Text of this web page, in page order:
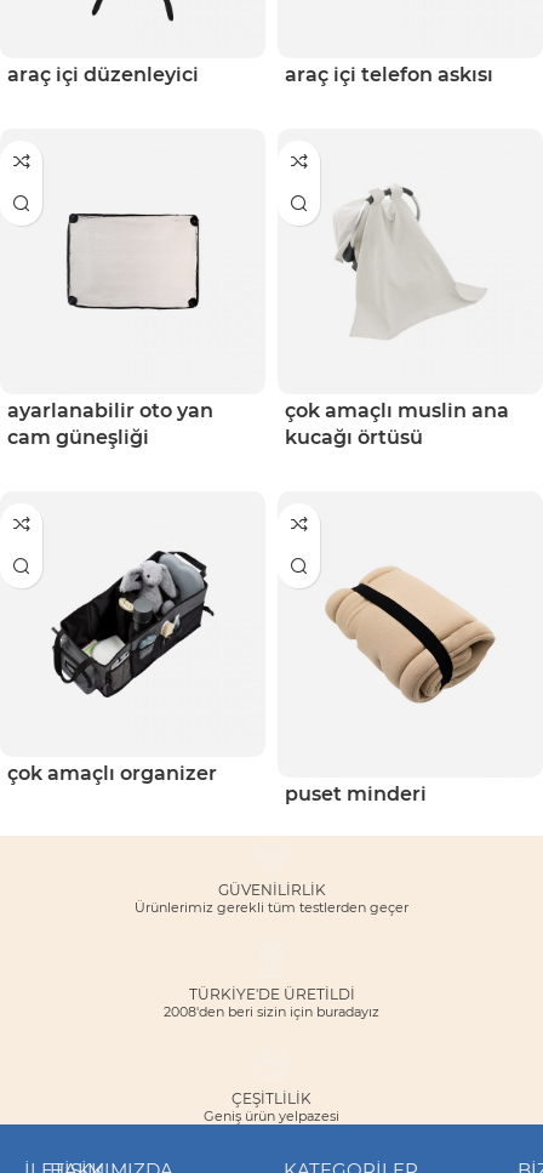
araç içi düzenleyici araç i̇çi telefon askısı
ayarlanabilir oto yan
cam güneşliği
çok amaçlı muslin ana
kucağı örtüsü
çok amaçlı organizer
puset minderi
GÜVENILIRLIK
Ürünlerimiz gerekli tüm testlerden geçer
TÜRKİYE'DE ÜRETİLDİ
2008'den beri sizin için buradayız
ÇEŞITLILIK
Geniş ürün yelpazesi